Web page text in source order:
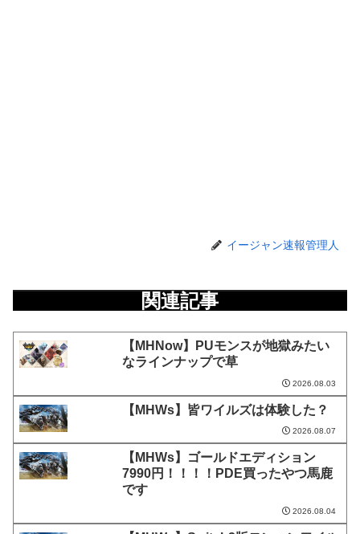
イージャン速報管理人
関連記事
【MHNow】PUモンスが地獄みたい
なラインナップで草
2026.08.03
【MHWs】皆ワイルズは体験した？
2026.08.07
【MHWs】ゴールドエディション
7990円！！！！PDE買ったやつ馬鹿
です
2026.08.04